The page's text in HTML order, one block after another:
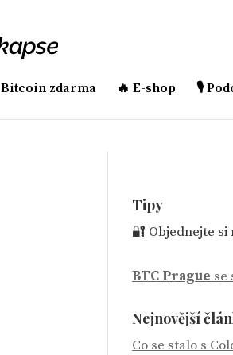
Bitcoin zdarma 🔥 E-shop 🎙️
Tipy
🔐 Objednejte si
BTC Prague se
Nejnovější
Co se stalo s